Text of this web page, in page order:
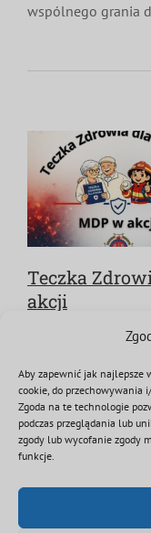
Aby zapewnić jak najlepsze
cookie, do przechowywania
Zgoda na te technologie
podczas przeglądania lub
zgody lub wycofanie zgody
funkcje.
wspólnego grania
Teczka
akcji
Z okazji
chciałbym
drużyn
we wspólną akcję